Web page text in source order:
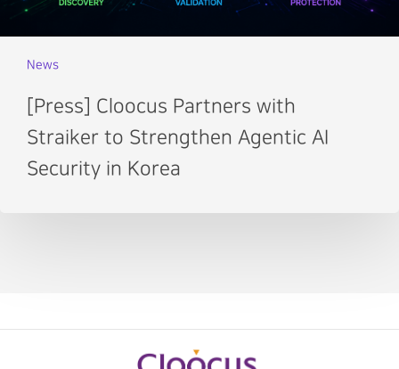
News
[Press] Cloocus Partners with
Straiker to Strengthen Agentic AI
Security in Korea